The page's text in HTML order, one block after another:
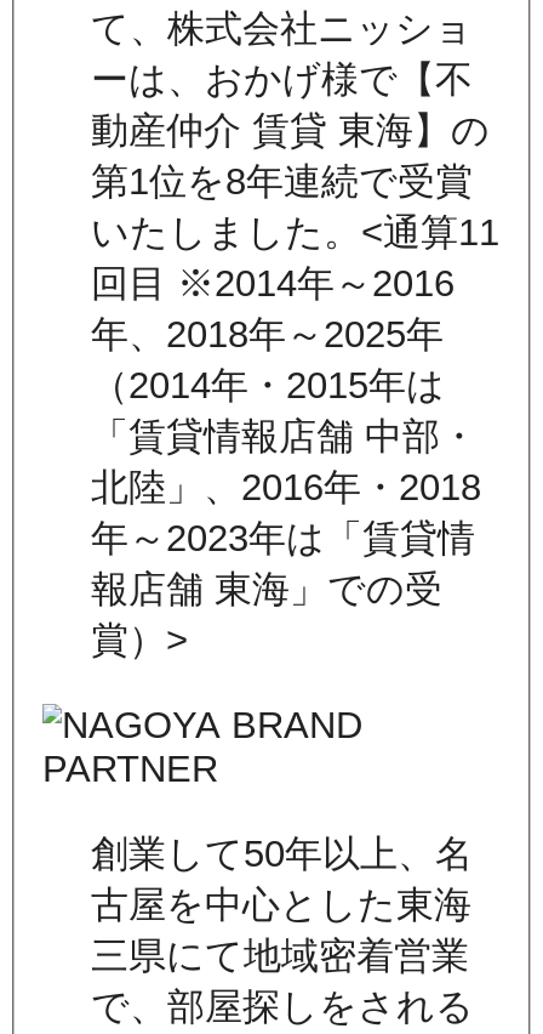
て、株式会社ニッショ
ーは、おかげ様で【不
動産仲介 賃貸 東海】の
第1位を8年連続で受賞
いたしました。<通算11
回目 ※2014年～2016
年、2018年～2025年
（2014年・2015年は
「賃貸情報店舗 中部・
北陸」、2016年・2018
年～2023年は「賃貸情
報店舗 東海」での受
賞）>
創業して50年以上、名
古屋を中心とした東海
三県にて地域密着営業
で、部屋探しをされる